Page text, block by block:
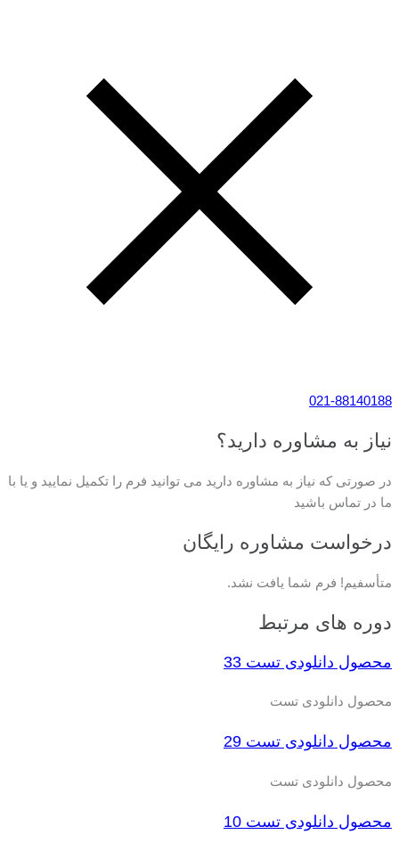
021-88140188
نیاز به مشاوره دارید؟
در صورتی که نیاز به مشاوره دارید می توانید فرم را تکمیل نمایید و یا با
ما در تماس باشید
درخواست مشاوره رایگان
متأسفیم! فرم شما یافت نشد.
دوره های مرتبط
محصول دانلودی تست 33
محصول دانلودی تست
محصول دانلودی تست 29
محصول دانلودی تست
محصول دانلودی تست 10